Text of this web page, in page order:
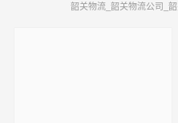
韶关物流_韶关物流公司_